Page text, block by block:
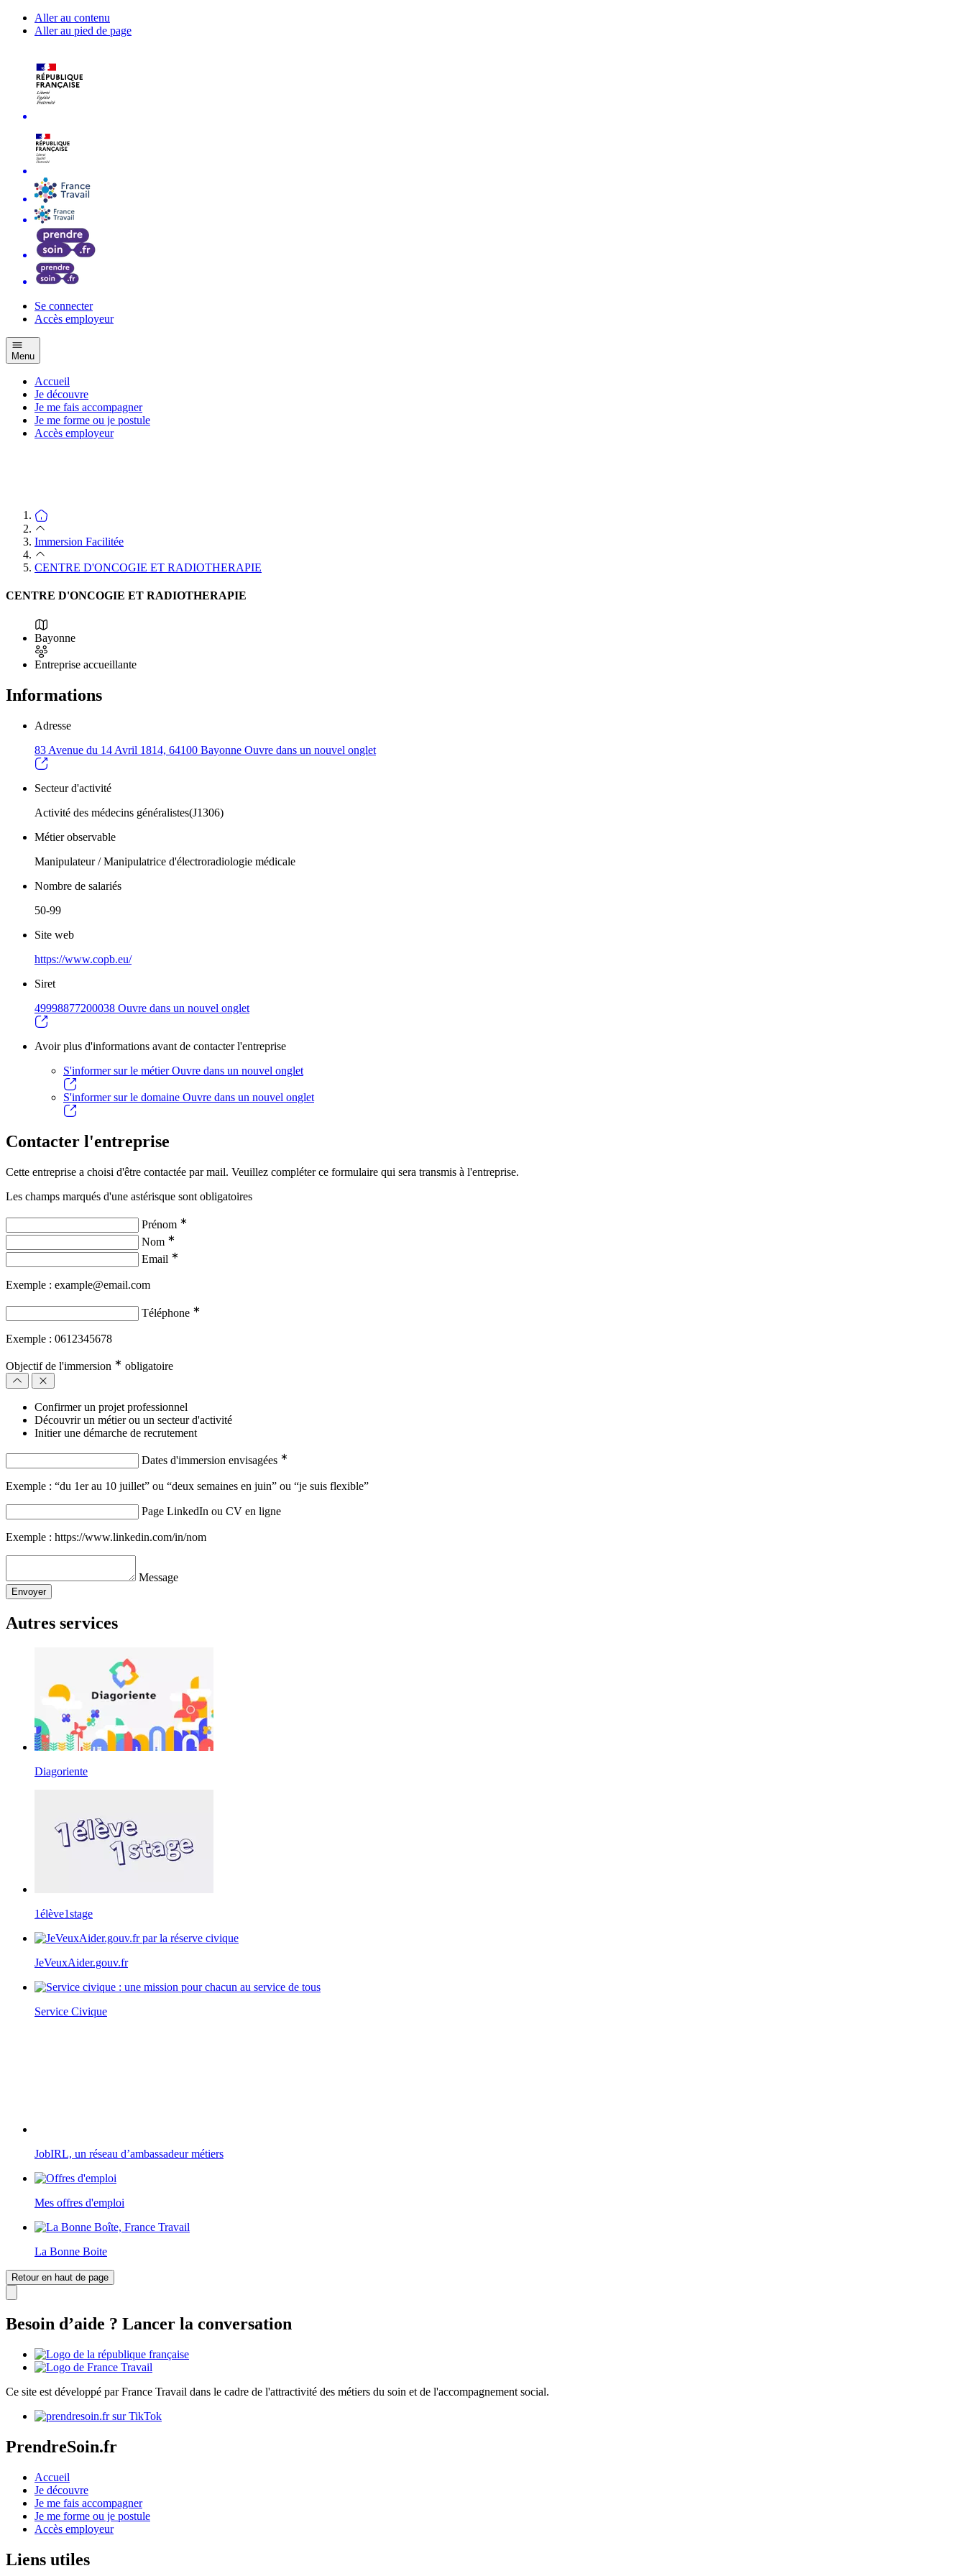
Aller au contenu
Aller au pied de page
Se connecter
Accès employeur
Menu
Accueil
Je découvre
Je me fais accompagner
Je me forme ou je postule
Accès employeur
Immersion Facilitée
CENTRE D'ONCOGIE ET RADIOTHERAPIE
CENTRE D'ONCOGIE ET RADIOTHERAPIE
Bayonne
Entreprise accueillante
Informations
Adresse
83 Avenue du 14 Avril 1814, 64100 Bayonne Ouvre dans un nouvel onglet
Secteur d'activité
Activité des médecins généralistes(J1306)
Métier observable
Manipulateur / Manipulatrice d'électroradiologie médicale
Nombre de salariés
50-99
Site web
https://www.copb.eu/
Siret
49998877200038 Ouvre dans un nouvel onglet
Avoir plus d'informations avant de contacter l'entreprise
S'informer sur le métierOuvre dans un nouvel onglet
S'informer sur le domaine Ouvre dans un nouvel onglet
Contacter l'entreprise
Cette entreprise a choisi d'être contactée par mail. Veuillez compléter ce formulaire qui sera transmis à l'entreprise.
Les champs marqués d'une astérisque sont obligatoires
Prénom ∗
Nom ∗
Email ∗
Exemple : example@email.com
Téléphone ∗
Exemple : 0612345678
Objectif de l'immersion ∗ obligatoire
Confirmer un projet professionnel
Découvrir un métier ou un secteur d'activité
Initier une démarche de recrutement
Dates d'immersion envisagées ∗
Exemple : “du 1er au 10 juillet” ou “deux semaines en juin” ou “je suis flexible”
Page LinkedIn ou CV en ligne
Exemple : https://www.linkedin.com/in/nom
Message
Envoyer
Autres services
Diagoriente
1élève1stage
JeVeuxAider.gouv.fr
Service Civique
JobIRL, un réseau d’ambassadeur métiers
Mes offres d'emploi
La Bonne Boite
Retour en haut de page
Besoin d’aide ? Lancer la conversation
Ce site est développé par France Travail dans le cadre de l'attractivité des métiers du soin et de l'accompagnement social.
PrendreSoin.fr
Accueil
Je découvre
Je me fais accompagner
Je me forme ou je postule
Accès employeur
Liens utiles